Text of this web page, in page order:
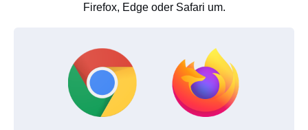
Firefox, Edge oder Safari um.